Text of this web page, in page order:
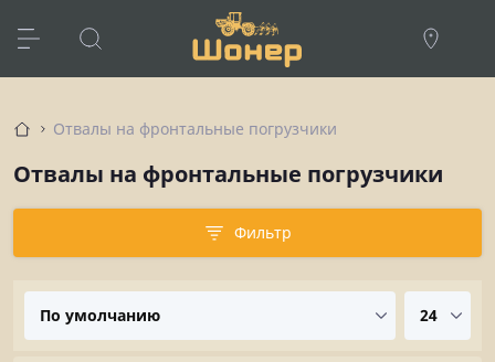
Отвалы на фронтальные погрузчики
Отвалы на фронтальные погрузчики
Фильтр